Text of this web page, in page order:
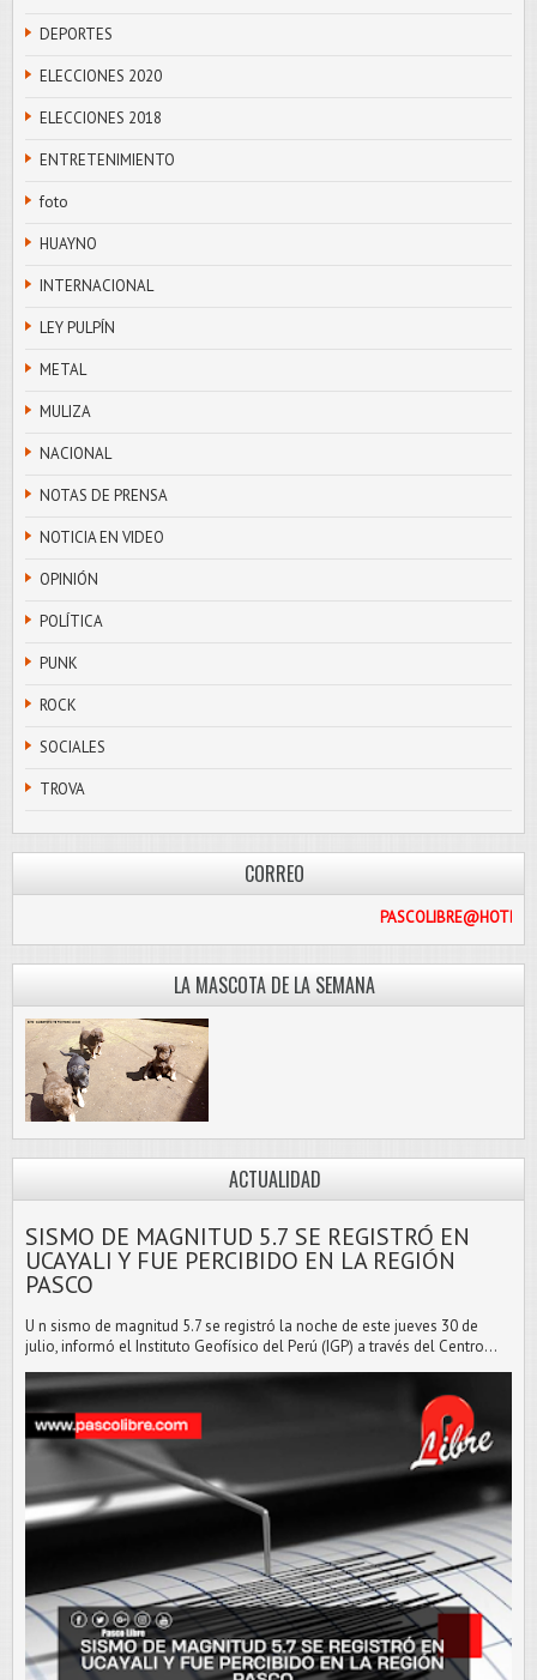
DEPORTES
ELECCIONES 2020
ELECCIONES 2018
ENTRETENIMIENTO
foto
HUAYNO
INTERNACIONAL
LEY PULPÍN
METAL
MULIZA
NACIONAL
NOTAS DE PRENSA
NOTICIA EN VIDEO
OPINIÓN
POLÍTICA
PUNK
ROCK
SOCIALES
TROVA
CORREO
LA MASCOTA DE LA SEMANA
ACTUALIDAD
SISMO DE MAGNITUD 5.7 SE REGISTRÓ EN
UCAYALI Y FUE PERCIBIDO EN LA REGIÓN
PASCO
U n sismo de magnitud 5.7 se registró la noche de este jueves 30 de
julio, informó el Instituto Geofísico del Perú (IGP) a través del Centro...